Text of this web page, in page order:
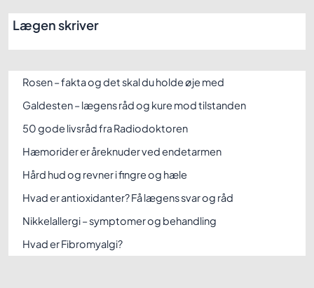
Lægen skriver
Rosen – fakta og det skal du holde øje med
Galdesten – lægens råd og kure mod tilstanden
50 gode livsråd fra Radiodoktoren
Hæmorider er åreknuder ved endetarmen
Hård hud og revner i fingre og hæle
Hvad er antioxidanter? Få lægens svar og råd
Nikkelallergi – symptomer og behandling
Hvad er Fibromyalgi?